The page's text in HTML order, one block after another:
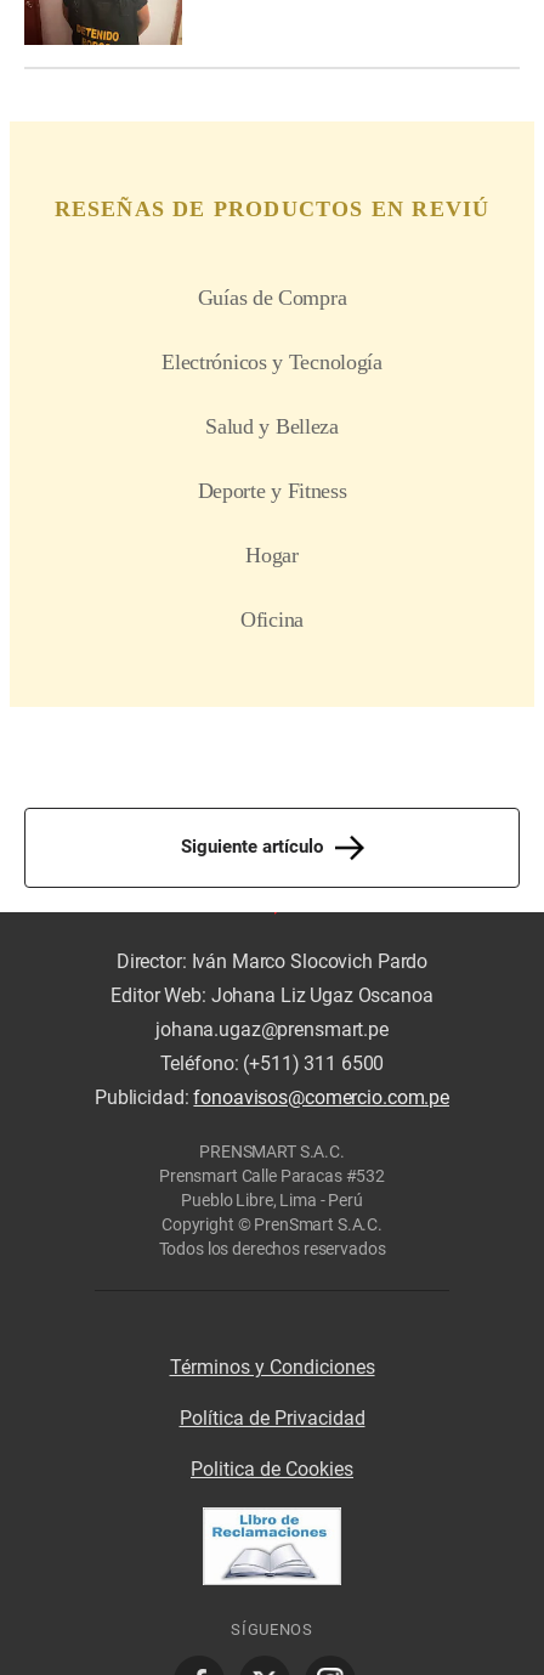
Siguiente artículo
Director: Iván Marco Slocovich Pardo
Editor Web: Johana Liz Ugaz Oscanoa
johana.ugaz@prensmart.pe
Teléfono: (+511) 311 6500
Publicidad:fonoavisos@comercio.com.pe
PRENSMART S.A.C.
Prensmart Calle Paracas #532
Pueblo Libre, Lima - Perú
Copyright © PrenSmart S.A.C.
Todos los derechos reservados
Términos y Condiciones
Política de Privacidad
Politica de Cookies
SÍGUENOS